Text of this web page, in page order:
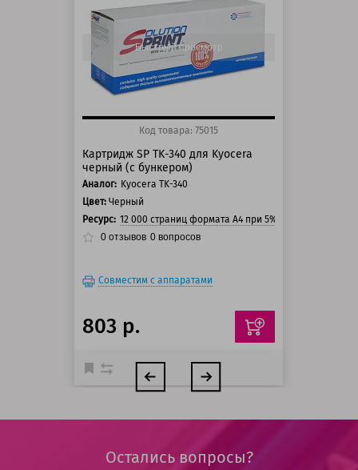
125 баллов
150 баллов
Быстрый просмотр
Код товара: 75015
Картридж SP TK-340 для Kyocera
черный (с бункером)
Аналог: Kyocera TK-340
Цвет: Черный
Ресурс: 12 000 страниц формата А4 при 5% заполнении
0 отзывов 0 вопросов
Совместим с аппаратами
803 р.
Остались вопросы?